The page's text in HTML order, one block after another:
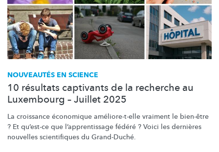
NOUVEAUTÉS EN SCIENCE
10 résultats captivants de la recherche au
Luxembourg – Juillet 2025
La croissance économique améliore-t-elle vraiment le bien-être
? Et qu’est-ce que l’apprentissage fédéré ? Voici les dernières
nouvelles scientifiques du Grand-Duché.